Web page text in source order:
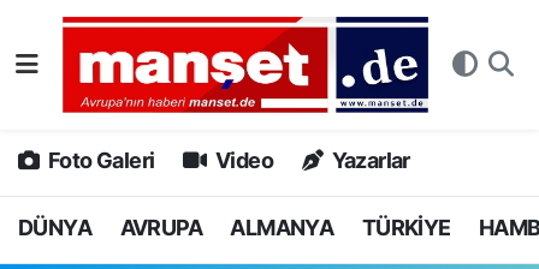
Foto Galeri Video Yazarlar
DÜNYA AVRUPA ALMANYA TÜRKİYE
DÜNYA
AVRUPA
ALMANYA
Nöbetçi Eczaneler
Hava Durumu
Namaz Vakitleri